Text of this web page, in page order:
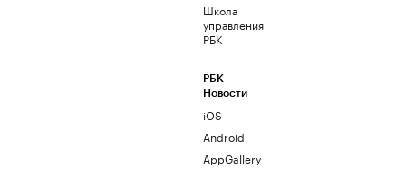
Школа
управления
РБК
РБК
Новости
iOS
Android
AppGallery